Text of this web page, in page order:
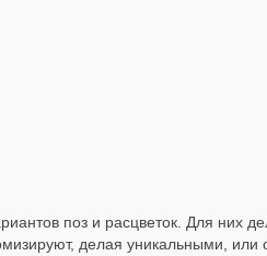
поз и расцветок. Для них
делая уникальными,